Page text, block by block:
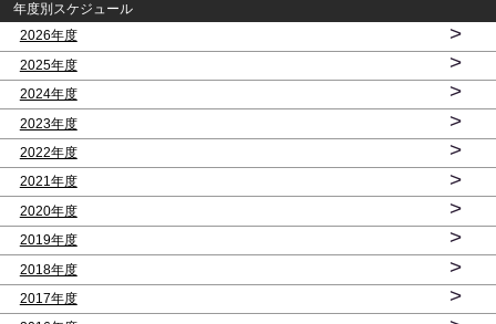
年度別スケジュール
2026年度
>
2025年度 >
2024年度 >
2023年度 >
2022年度 >
2021年度 >
2020年度 >
2019年度 >
2018年度 >
2017年度 >